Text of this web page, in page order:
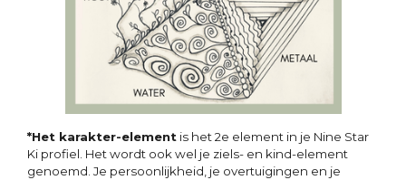
*Het karakter-element is het 2e element in je Nine Star
Ki profiel. Het wordt ook wel je ziels- en kind-element
genoemd. Je persoonlijkheid, je overtuigingen en je